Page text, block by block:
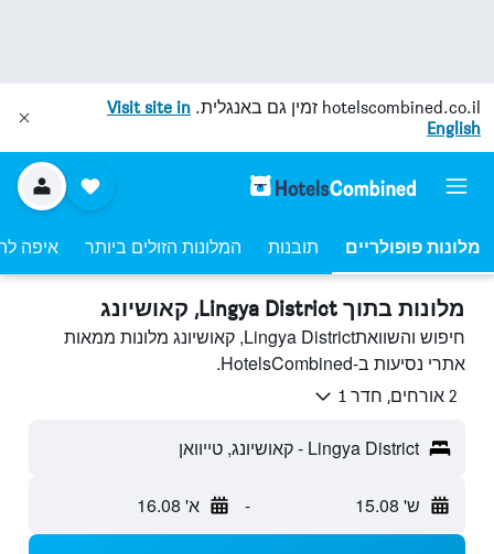
hotelscombined.co.il זמין גם באנגלית. Visit site in
English
מלונות פופולריים תובנות המלונות הזולים ביותר איפה
מלונות בתוך Lingya District, קאושיונג
חיפוש והשוואתLingya District, קאושיונג מלונות ממאות
אתרי נסיעות ב-HotelsCombined.
2 אורחים, חדר 1
Lingya District - קאושיונג, טייוואן
ש' 15.08 - א' 16.08